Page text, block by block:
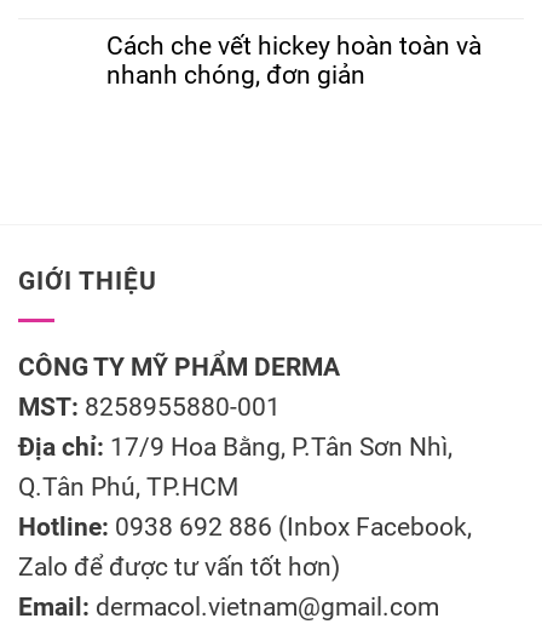
Cách che vết hickey hoàn toàn và
nhanh chóng, đơn giản
GIỚI THIỆU
CÔNG TY MỸ PHẨM DERMA
MST: 8258955880-001
Địa chỉ: 17/9 Hoa Bằng, P.Tân Sơn Nhì,
Q.Tân Phú, TP.HCM
Hotline: 0938 692 886 (Inbox Facebook,
Zalo để được tư vấn tốt hơn)
Email: dermacol.vietnam@gmail.com